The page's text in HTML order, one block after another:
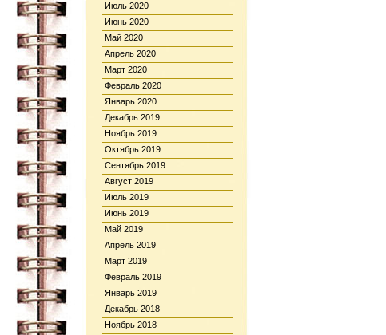
Июль 2020
Июнь 2020
Май 2020
Апрель 2020
Март 2020
Февраль 2020
Январь 2020
Декабрь 2019
Ноябрь 2019
Октябрь 2019
Сентябрь 2019
Август 2019
Июль 2019
Июнь 2019
Май 2019
Апрель 2019
Март 2019
Февраль 2019
Январь 2019
Декабрь 2018
Ноябрь 2018